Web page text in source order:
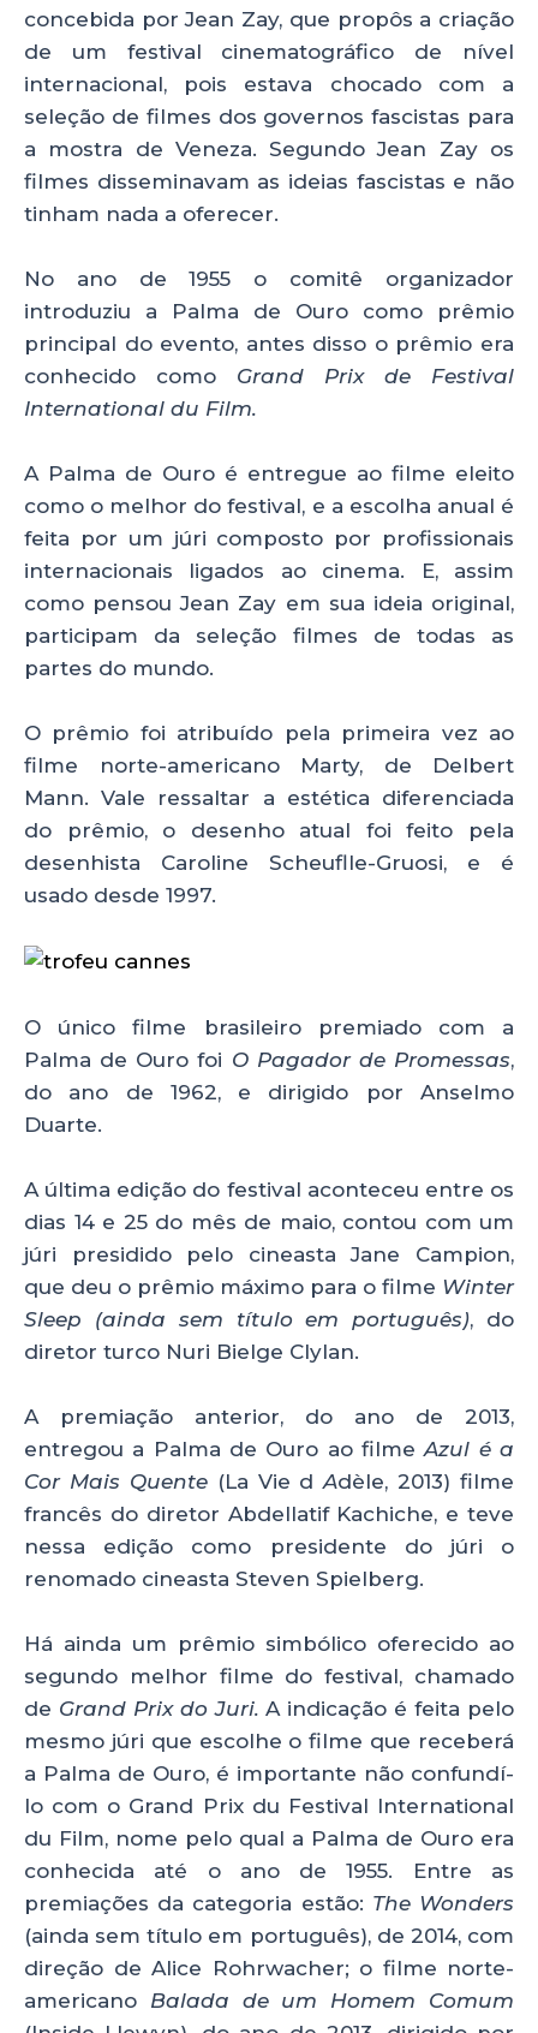
concebida por Jean Zay, que propôs a criação
de um festival cinematográfico de nível
internacional, pois estava chocado com a
seleção de filmes dos governos fascistas para
a mostra de Veneza. Segundo Jean Zay os
filmes disseminavam as ideias fascistas e não
tinham nada a oferecer.
No ano de 1955 o comitê organizador
introduziu a Palma de Ouro como prêmio
principal do evento, antes disso o prêmio era
conhecido como Grand Prix de Festival
International du Film.
A Palma de Ouro é entregue ao filme eleito
como o melhor do festival, e a escolha anual é
feita por um júri composto por profissionais
internacionais ligados ao cinema. E, assim
como pensou Jean Zay em sua ideia original,
participam da seleção filmes de todas as
partes do mundo.
O prêmio foi atribuído pela primeira vez ao
filme norte-americano Marty, de Delbert
Mann. Vale ressaltar a estética diferenciada
do prêmio, o desenho atual foi feito pela
desenhista Caroline Scheuflle-Gruosi, e é
usado desde 1997.
O único filme brasileiro premiado com a
Palma de Ouro foi O Pagador de Promessas,
do ano de 1962, e dirigido por Anselmo
Duarte.
A última edição do festival aconteceu entre os
dias 14 e 25 do mês de maio, contou com um
júri presidido pelo cineasta Jane Campion,
que deu o prêmio máximo para o filme Winter
Sleep (ainda sem título em português), do
diretor turco Nuri Bielge Clylan.
A premiação anterior, do ano de 2013,
entregou a Palma de Ouro ao filmeAzul é a
Cor Mais Quente(La Vie d Adèle, 2013) filme
francês do diretor Abdellatif Kachiche, e teve
nessa edição como presidente do júri o
renomado cineasta Steven Spielberg.
Há ainda um prêmio simbólico oferecido ao
segundo melhor filme do festival, chamado
de Grand Prix do Juri.A indicação é feita pelo
mesmo júri que escolhe o filme que receberá
a Palma de Ouro, é importante não confundí-
lo com o Grand Prix du Festival International
du Film, nome pelo qual a Palma de Ouro era
conhecida até o ano de 1955. Entre as
premiações da categoria estão: The Wonders
(ainda sem título em português), de 2014, com
direção de Alice Rohrwacher; o filme norte-
americano Balada de um Homem Comum